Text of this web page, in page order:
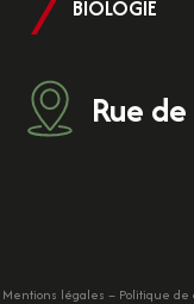
BIOLOGIE
Rue
Mentions légales – Politique